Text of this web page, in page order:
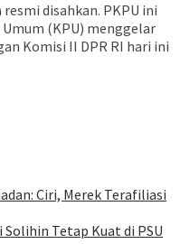
disahkan. PKPU ini
(KPU) menggelar
Komisi II DPR RI hari ini
Ciri, Merek Terafiliasi
Tetap Kuat di PSU